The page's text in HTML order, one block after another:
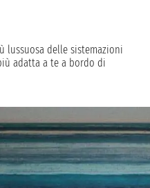
lussuosa delle sistemazioni
adatta a te a bordo di